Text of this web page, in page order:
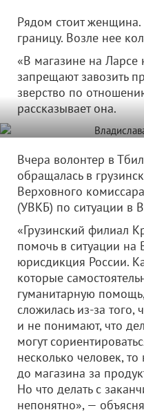
Рядом стоит
границу. Возле нее
«В магазине на Ларсе
запрещают завозить
зверство по
рассказывает она.
Вчера волонтер в
обращалась в
Верховного
(УВКБ) по ситуации в
«Грузинский филиал
помочь в ситуации
юрисдикция России.
которые
гуманитарную
сложилась из-за
и не понимают, что
могут
несколько человек,
до магазина за
Но что делать с
непонятно», —